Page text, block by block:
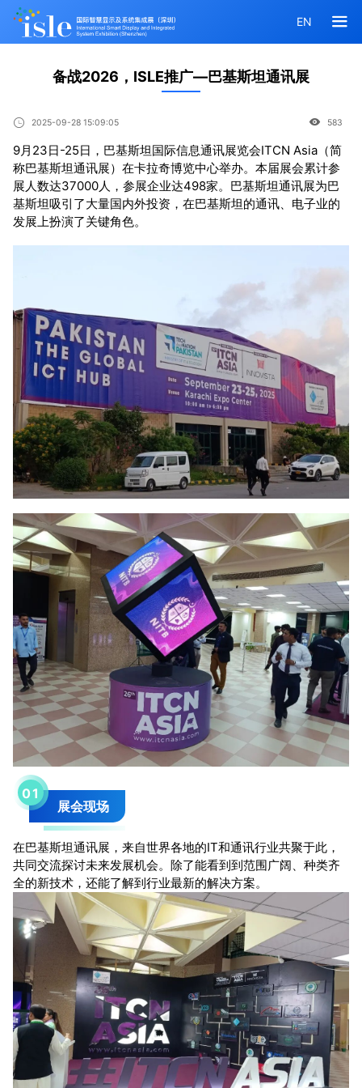
EN
备战2026，ISLE推广—巴基斯坦通讯展
2025-09-28 15:09:05 583
9月23日-25日，巴基斯坦国际信息通讯展览会ITCN Asia（简
称巴基斯坦通讯展）在卡拉奇博览中心举办。本届展会累计参
展人数达37000人，参展企业达498家。巴基斯坦通讯展为巴
基斯坦吸引了大量国内外投资，在巴基斯坦的通讯、电子业的
发展上扮演了关键角色。
01
展会现场
在巴基斯坦通讯展，来自世界各地的IT和通讯行业共聚于此，
共同交流探讨未来发展机会。除了能看到到范围广阔、种类齐
全的新技术，还能了解到行业最新的解决方案。